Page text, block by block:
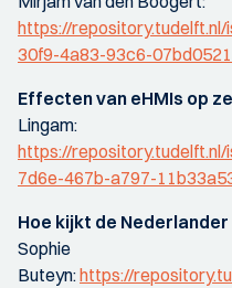
https://
30f9-4a83-93c6-
Effecten van eHMIs op
Lingam:
https://
7d6e-467b-a797-
Hoe kijkt de
Sophie
Buteyn:https://